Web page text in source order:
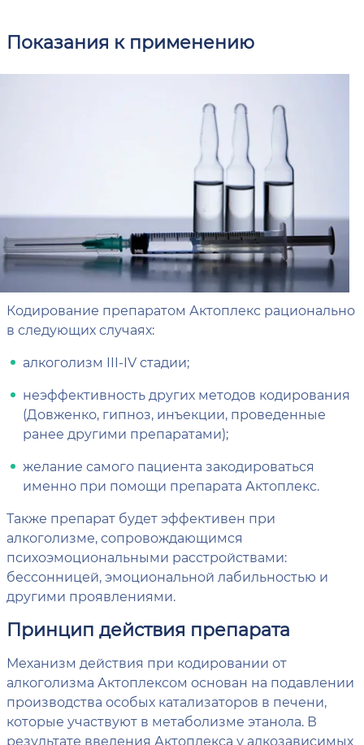
Показания к применению
Кодирование препаратом Актоплекс рационально
в следующих случаях:
алкоголизм III-IV стадии;
неэффективность других методов кодирования
(Довженко, гипноз, инъекции, проведенные
ранее другими препаратами);
желание самого пациента закодироваться
именно при помощи препарата Актоплекс.
Также препарат будет эффективен при
алкоголизме, сопровождающимся
психоэмоциональными расстройствами:
бессонницей, эмоциональной лабильностью и
другими проявлениями.
Принцип действия препарата
Механизм действия при кодировании от
алкоголизма Актоплексом основан на подавлении
производства особых катализаторов в печени,
которые участвуют в метаболизме этанола. В
результате введения Актоплекса у алкозависимых